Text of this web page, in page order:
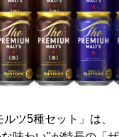
ルツ5種セット」は